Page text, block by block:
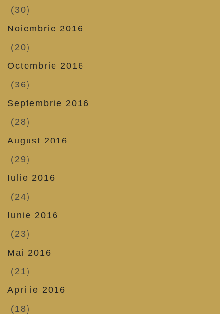
(30)
Noiembrie 2016
(20)
Octombrie 2016
(36)
Septembrie 2016
(28)
August 2016
(29)
Iulie 2016
(24)
Iunie 2016
(23)
Mai 2016
(21)
Aprilie 2016
(18)